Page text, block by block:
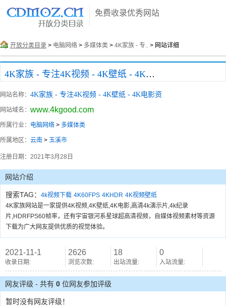
免费收录优秀网站
开放分类目录 > 电脑网络 > 多媒体类 > 4K家族 - 专.. > 网站详细
4K家族 - 专注4K视频 - 4K壁纸 - 4K电影资
网站名称： 4K家族 - 专注4K视频 - 4K壁纸 - 4K电影资
网站域名： www.4kgood.com
所属行业： 电脑网络 > 多媒体类
所属地区： 云南 > 玉溪市
注册日期： 2021年3月28日
网站介绍
搜索TAG： 4k视频下载 4K60FPS 4KHDR 4K视频壁纸
4K家族网站是一家提供4K视频,4K壁纸,4K电影,高清4k演示片,4k纪录
片,HDRFPS60帧率，还有宇宙银河系星球超高清视频，自媒体视频素材等资源
下载为广大网友提供优质的视觉体验。
2021-11-1
收录日期:
2626
浏览次数:
18
出站流量:
0
入站流量:
网友评级 - 共有 0 位网友参加评级
暂时没有网友评级！